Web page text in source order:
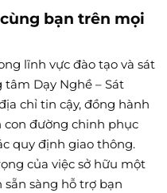
bạn trên mọi
lĩnh vực đào tạo và sát
tâm Dạy Nghề – Sát
chỉ tin cậy, đồng hành
đường chinh phục
quy định giao thông.
của việc sở hữu một
sẵn sàng hỗ trợ bạn